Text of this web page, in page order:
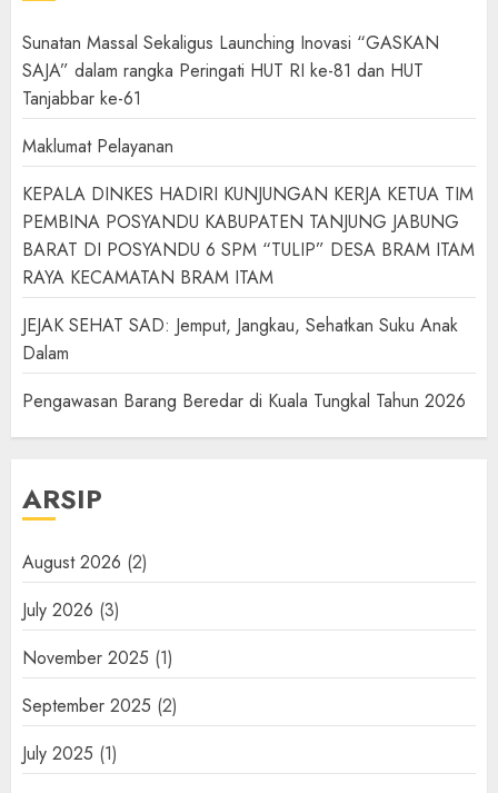
Sunatan Massal Sekaligus Launching Inovasi “GASKAN
SAJA” dalam rangka Peringati HUT RI ke-81 dan HUT
Tanjabbar ke-61
Maklumat Pelayanan
KEPALA DINKES HADIRI KUNJUNGAN KERJA KETUA TIM
PEMBINA POSYANDU KABUPATEN TANJUNG JABUNG
BARAT DI POSYANDU 6 SPM “TULIP” DESA BRAM ITAM
RAYA KECAMATAN BRAM ITAM
JEJAK SEHAT SAD: Jemput, Jangkau, Sehatkan Suku Anak
Dalam
Pengawasan Barang Beredar di Kuala Tungkal Tahun 2026
ARSIP
August 2026 (2)
July 2026 (3)
November 2025 (1)
September 2025 (2)
July 2025 (1)